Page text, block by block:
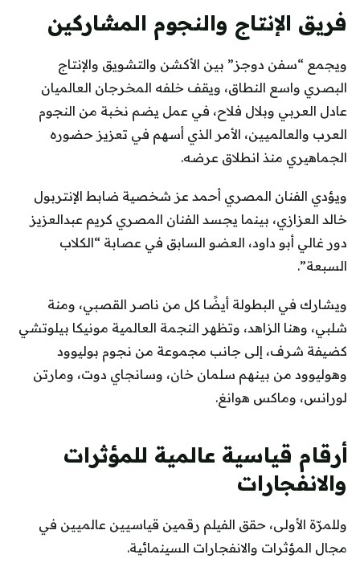
فريق الإنتاج والنجوم المشاركين
ويجمع “سفن دوجز” بين الأكشن والتشويق والإنتاج
البصري واسع النطاق، ويقف خلفه المخرجان العالميان
عادل العربي وبلال فلاح، في عمل يضم نخبة من النجوم
العرب والعالميين، الأمر الذي أسهم في تعزيز حضوره
الجماهيري منذ انطلاق عرضه.
ويؤدي الفنان المصري أحمد عز شخصية ضابط الإنتربول
خالد العزازي، بينما يجسد الفنان المصري كريم عبدالعزيز
دور غالي أبو داود، العضو السابق في عصابة “الكلاب
السبعة”.
ويشارك في البطولة أيضًا كل من ناصر القصبي، ومنة
شلبي، وهنا الزاهد، وتظهر النجمة العالمية مونيكا بيلوتشي
كضيفة شرف، إلى جانب مجموعة من نجوم بوليوود
وهوليوود من بينهم سلمان خان، وسانجاي دوت، ومارتن
لورانس، وماكس هوانغ.
أرقام قياسية عالمية للمؤثرات
والانفجارات
وللمرّة الأولى، حقق الفيلم رقمين قياسيين عالميين في
مجال المؤثرات والانفجارات السينمائية.